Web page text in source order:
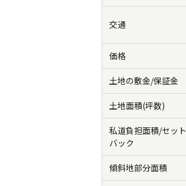
交通
価格
土地の敷金/保証金
土地面積(坪数)
私道負担面積/セット
バック
傾斜地部分面積